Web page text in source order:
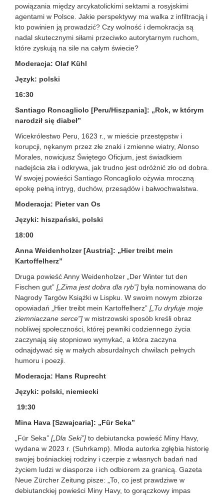
powiązania między arcykatolickimi sektami a rosyjskimi
agentami w Polsce. Jakie perspektywy ma walka z infiltracją i
kto powinien ją prowadzić? Czy wolność i demokracja są
nadal skutecznymi siłami przeciwko autorytarnym ruchom,
które zyskują na sile na całym świecie?
Moderacja: Olaf Kühl
Język: polski
16:30
Santiago Roncagliolo [Peru/Hiszpania]: „Rok, w którym
narodził się diabeł”
Wicekrólestwo Peru, 1623 r., w mieście przestępstw i
korupcji, nękanym przez złe znaki i zmienne wiatry, Alonso
Morales, nowicjusz Świętego Oficjum, jest świadkiem
nadejścia zła i odkrywa, jak trudno jest odróżnić zło od dobra.
W swojej powieści Santiago Roncagliolo ożywia mroczną
epokę pełną intryg, duchów, przesądów i bałwochwalstwa.
Moderacja: Pieter van Os
Języki: hiszpański, polski
18:00
Anna Weidenholzer [Austria]: „Hier treibt mein
Kartoffelherz”
Druga powieść Anny Weidenholzer „Der Winter tut den
Fischen gut” [„Zima jest dobra dla ryb”] była nominowana do
Nagrody Targów Książki w Lispku. W swoim nowym zbiorze
opowiadań „Hier treibt mein Kartoffelherz” [„Tu dryfuje moje
ziemniaczane serce”] w mistrzowski sposób kreśli obraz
nobliwej społeczności, której pewniki codziennego życia
zaczynają się stopniowo wymykać, a która zaczyna
odnajdywać się w małych absurdalnych chwilach pełnych
humoru i poezji.
Moderacja: Hans Ruprecht
Języki: polski, niemiecki
19:30
Mina Hava [Szwajcaria]: „Für Seka”
„Für Seka” [„Dla Seki”] to debiutancka powieść Miny Havy,
wydana w 2023 r. (Suhrkamp). Młoda autorka zgłębia historię
swojej bośniackiej rodziny i czerpie z własnych badań nad
życiem ludzi w diasporze i ich odbiorem za granicą. Gazeta
Neue Zürcher Zeitung pisze: „To, co jest prawdziwe w
debiutanckiej powieści Miny Havy, to gorączkowy impas